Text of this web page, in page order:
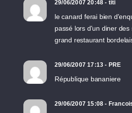
29/06/2007 20:48 - titi
le canard ferai bien
passé lors d'un diner des
grand restaurant
29/06/2007 17:13 - PRE
République bananiere
29/06/2007 15:08 -